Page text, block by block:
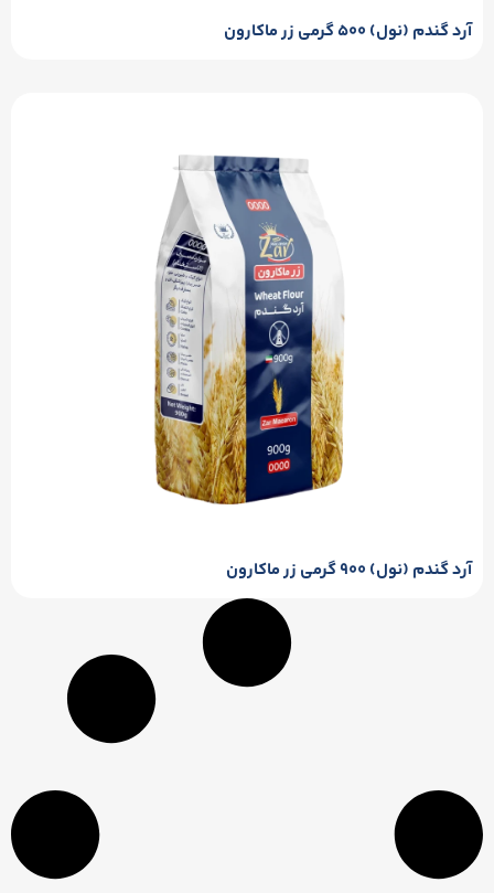
آرد گندم (نول) ۵۰۰ گرمی زر ماکارون
آرد گندم (نول) ۹۰۰ گرمی زر ماکارون